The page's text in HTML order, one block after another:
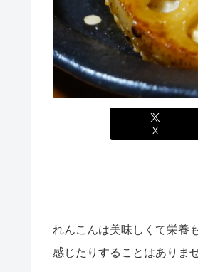
X
れんこんは美味しくて栄養
感じたりすることはありま